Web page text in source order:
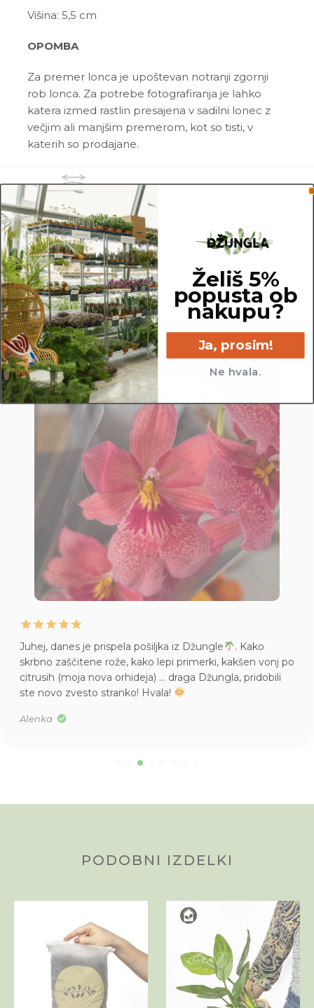
Višina: 5,5 cm
OPOMBA
Za premer lonca je upoštevan notranji zgornji
rob lonca. Za potrebe fotografiranja je lahko
katera izmed rastlin presajena v sadilni lonec z
večjim ali manjšim premerom, kot so tisti, v
katerih so prodajane.
6 cm
Juhej, danes je prispela pošiljka iz Džungle
. Kako
skrbno zaščitene rože, kako lepi primerki, kakšen vonj po
citrusih (moja nova orhideja) … draga Džungla, pridobili
ste novo zvesto stranko! Hvala!
Alenka
PODOBNI IZDELKI
Želiš 5%
popusta ob
nakupu?
Ja, prosim!
Ne hvala.